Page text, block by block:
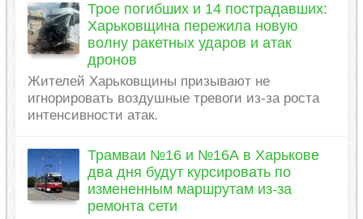
Трое погибших и 14 пострадавших:
Харьковщина пережила новую
волну ракетных ударов и атак
дронов
Жителей Харьковщины призывают не
игнорировать воздушные тревоги из-за роста
интенсивности атак.
Трамваи №16 и №16А в Харькове
два дня будут курсировать по
измененным маршрутам из-за
ремонта сети